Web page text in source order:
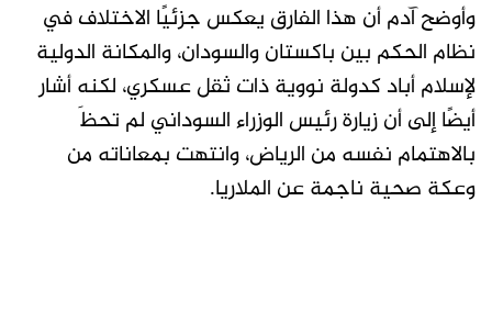
وأوضح آدم أن هذا الفارق يعكس جزئيًا الاختلاف في
نظام الحكم بين باكستان والسودان، والمكانة الدولية
لإسلام أباد كدولة نووية ذات ثقل عسكري، لكنه أشار
أيضًا إلى أن زيارة رئيس الوزراء السوداني لم تحظَ
بالاهتمام نفسه من الرياض، وانتهت بمعاناته من
وعكة صحية ناجمة عن الملاريا.